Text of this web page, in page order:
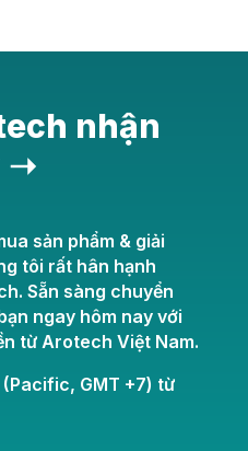
nhận
➝
sản phẩm & giải
tôi rất hân hạnh
Sẵn sàng chuyển
ngay hôm nay với
từ Arotech Việt Nam.
GMT +7) từ